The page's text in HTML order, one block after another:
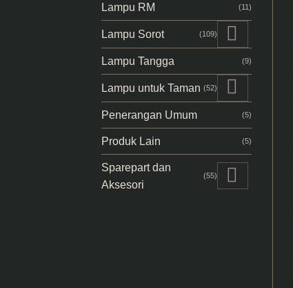
Lampu RM (11)
Lampu Sorot (109)
Lampu Tangga (9)
Lampu untuk Taman (52)
Penerangan Umum (5)
Produk Lain (5)
Sparepart dan
Aksesori
(55)